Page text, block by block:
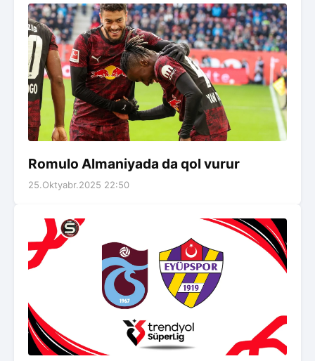
Romulo Almaniyada da qol vurur
25.Oktyabr.2025 22:50